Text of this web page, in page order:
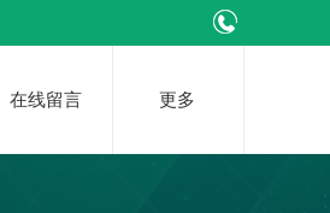
在线留言 更多